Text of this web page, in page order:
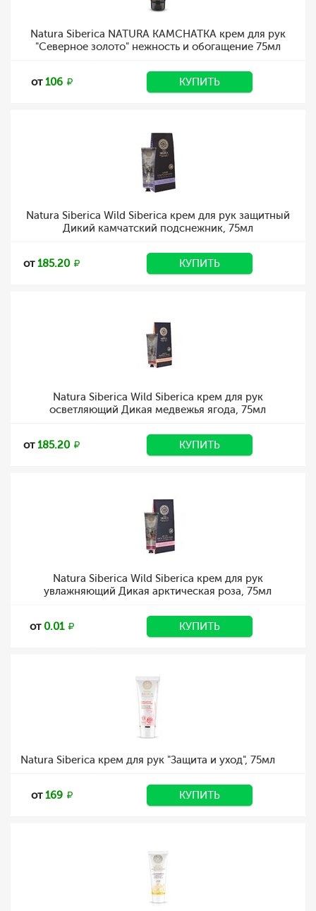
Natura Siberica NATURA KAMCHATKA крем для рук
"Северное золото" нежность и обогащение 75мл
от106 КУПИТЬ
Natura Siberica Wild Siberica крем для рук защитный
Дикий камчатский подснежник, 75мл
от185.20 КУПИТЬ
Natura Siberica Wild Siberica крем для рук
осветляющий Дикая медвежья ягода, 75мл
от185.20 КУПИТЬ
Natura Siberica Wild Siberica крем для рук
увлажняющий Дикая арктическая роза, 75мл
от 0.01 КУПИТЬ
Natura Siberica крем для рук "Защита и уход", 75мл
от169 КУПИТЬ